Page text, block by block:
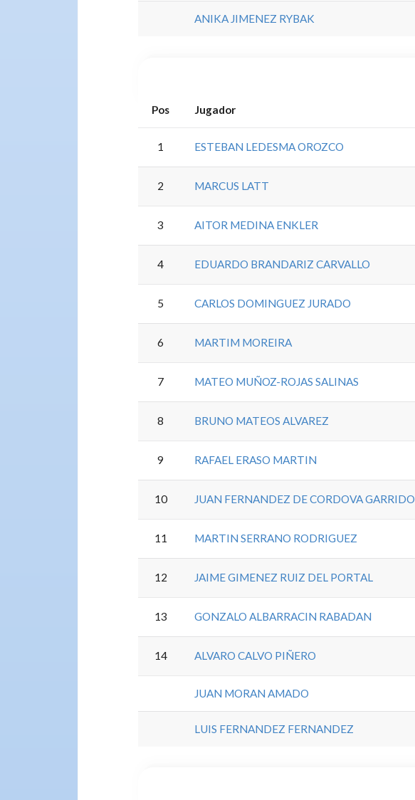
ANIKA JIMENEZ RYBAK
Pos Jugador
1 ESTEBAN LEDESMA OROZCO
2 MARCUS LATT
3 AITOR MEDINA ENKLER
4 EDUARDO BRANDARIZ CARVALLO
5 CARLOS DOMINGUEZ JURADO
6 MARTIM MOREIRA
7 MATEO MUÑOZ-ROJAS SALINAS
8 BRUNO MATEOS ALVAREZ
9 RAFAEL ERASO MARTIN
10 JUAN FERNANDEZ DE CORDOVA GARRIDO
11 MARTIN SERRANO RODRIGUEZ
12 JAIME GIMENEZ RUIZ DEL PORTAL
13 GONZALO ALBARRACIN RABADAN
14 ALVARO CALVO PIÑERO
JUAN MORAN AMADO
LUIS FERNANDEZ FERNANDEZ